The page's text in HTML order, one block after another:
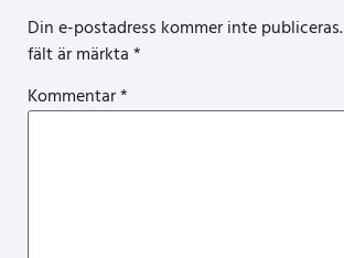
Din e-postadress kommer inte publiceras.
fält är märkta*
Kommentar*